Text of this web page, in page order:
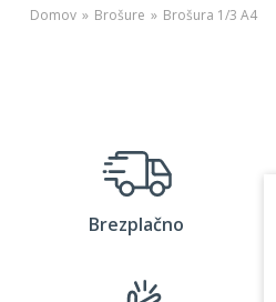
Domov Brošure Brošura 1/3 A4
Brezplačno